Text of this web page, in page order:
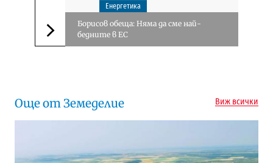
Следваща новина
Енергетика
Борисов обеща: Няма да сме най-
бедните в ЕС
Още от Земеделие Виж всички